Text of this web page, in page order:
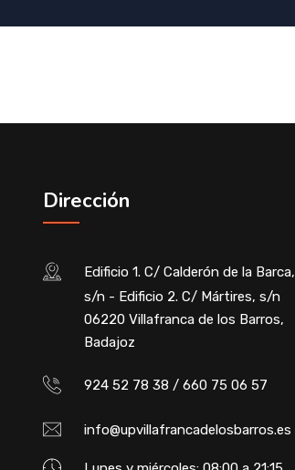
Dirección
Edificio 1. C/ Calderón de la Barca,
s/n - Edificio 2. C/ Mártires, s/n
06220 Villafranca de los Barros,
Badajoz
924 52 78 38 / 660 75 06 57
info@upvillafrancadelosbarros.es